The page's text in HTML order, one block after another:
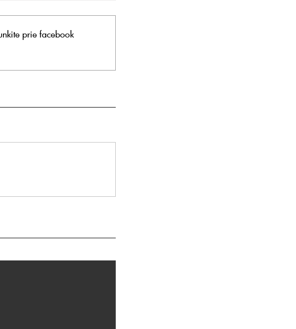
prie facebook